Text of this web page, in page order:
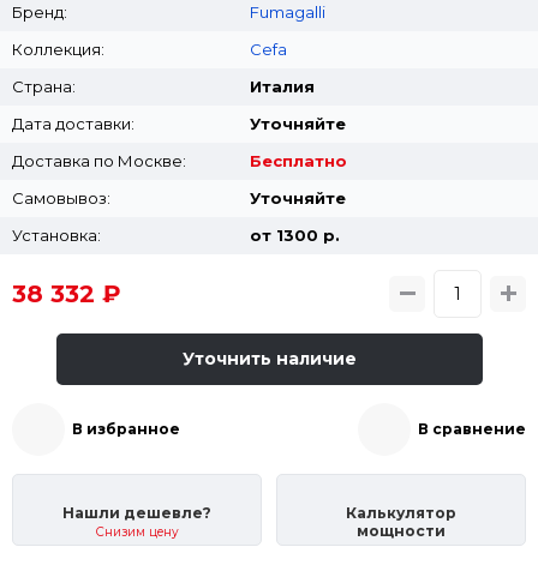
Бренд:
Fumagalli
Коллекция:
Cefa
Страна:
Италия
Дата доставки:
Уточняйте
Доставка по Москве:
Бесплатно
Самовывоз:
Уточняйте
Установка:
от 1300 p.
38 332 ₽
Уточнить наличие
В избранное В сравнение
Нашли дешевле?
Снизим цену
Калькулятор
мощности